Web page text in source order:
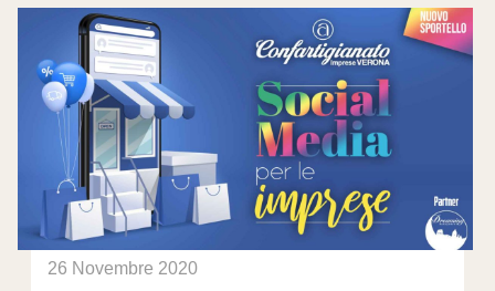
26 Novembre 2020